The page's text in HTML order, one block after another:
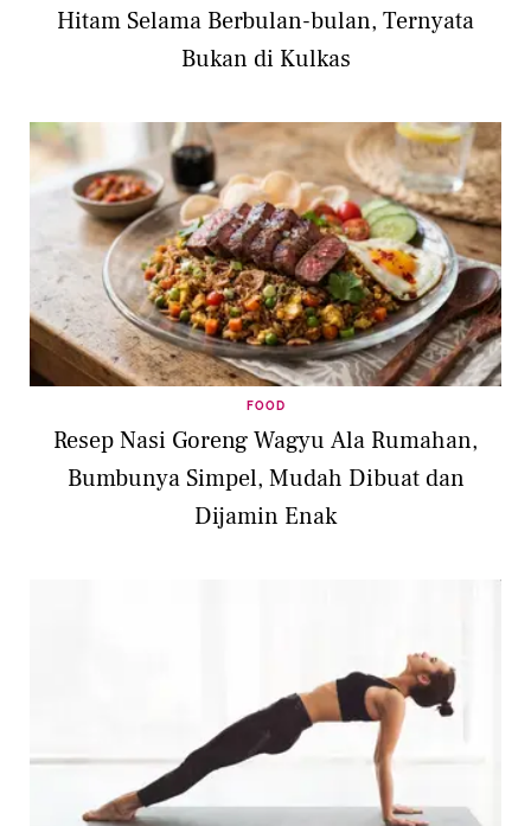
Hitam Selama Berbulan-bulan, Ternyata
Bukan di Kulkas
FOOD
Resep Nasi Goreng Wagyu Ala Rumahan,
Bumbunya Simpel, Mudah Dibuat dan
Dijamin Enak